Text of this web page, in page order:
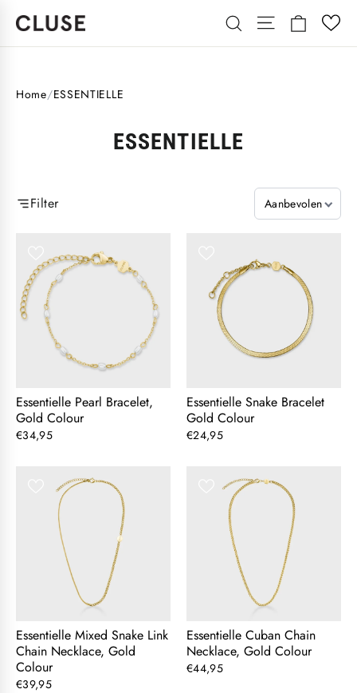
content
Search Site
Home/ESSENTIELLE
ESSENTIELLE
Filter Aanbevolen
Essentielle Pearl Bracelet,
Gold Colour
€34,95
Essentielle Snake Bracelet
Gold Colour
€24,95
Essentielle Mixed Snake Link
Chain Necklace, Gold
Colour
€39,95
Essentielle Cuban Chain
Necklace, Gold Colour
€44,95